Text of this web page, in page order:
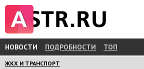
НОВОСТИ ПОДРОБНОСТИ ТОП
ЖКХ И ТРАНСПОРТ